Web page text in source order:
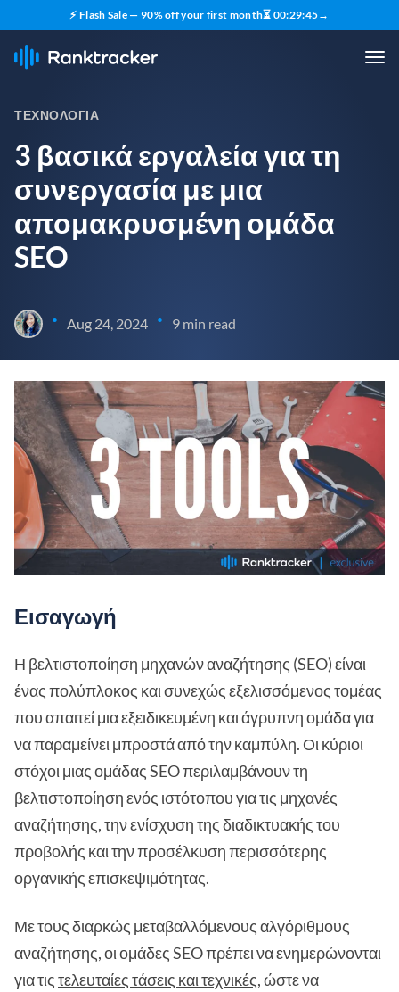
⚡ Flash Sale — 90% off your first month⏳ 00:29:43→
ΤΕΧΝΟΛΟΓΊΑ
3 βασικά εργαλεία για τη
συνεργασία με μια
απομακρυσμένη ομάδα
SEO
• Aug 24, 2024 • 9 min read
Εισαγωγή
Η βελτιστοποίηση μηχανών αναζήτησης (SEO) είναι
ένας πολύπλοκος και συνεχώς εξελισσόμενος τομέας
που απαιτεί μια εξειδικευμένη και άγρυπνη ομάδα για
να παραμείνει μπροστά από την καμπύλη. Οι κύριοι
στόχοι μιας ομάδας SEO περιλαμβάνουν τη
βελτιστοποίηση ενός ιστότοπου για τις μηχανές
αναζήτησης, την ενίσχυση της διαδικτυακής του
προβολής και την προσέλκυση περισσότερης
οργανικής επισκεψιμότητας.
Με τους διαρκώς μεταβαλλόμενους αλγόριθμους
αναζήτησης, οι ομάδες SEO πρέπει να ενημερώνονται
για τιςτελευταίες τάσεις και τεχνικές, ώστε να